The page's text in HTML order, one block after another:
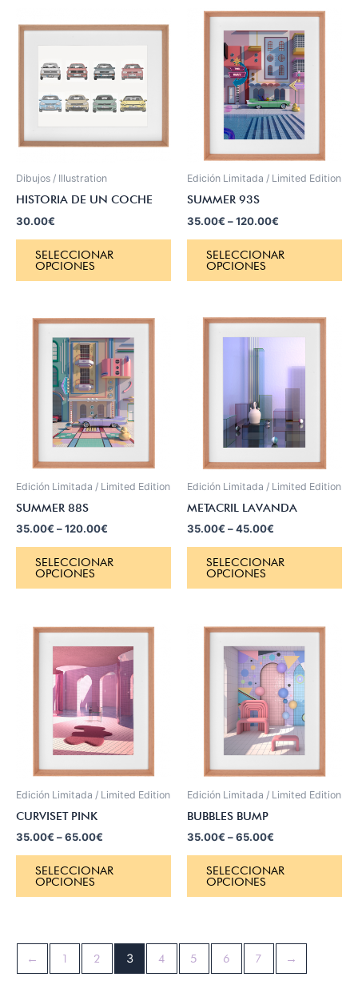
Dibujos / Illustration
HISTORIA DE UN COCHE
30.00€
SELECCIONAR
OPCIONES
Edición Limitada / Limited Edition
SUMMER 93S
35.00€ –120.00€
SELECCIONAR
OPCIONES
Edición Limitada / Limited Edition
SUMMER 88S
35.00€ –120.00€
SELECCIONAR
OPCIONES
Edición Limitada / Limited Edition
METACRIL LAVANDA
35.00€ –45.00€
SELECCIONAR
OPCIONES
Edición Limitada / Limited Edition
CURVISET PINK
35.00€ –65.00€
SELECCIONAR
OPCIONES
Edición Limitada / Limited Edition
BUBBLES BUMP
35.00€ –65.00€
SELECCIONAR
OPCIONES
← 1 2 3 4 5 6 7 →